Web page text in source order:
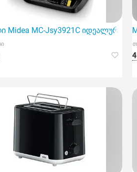
Midea MC-Jsy3921C იდეალურ